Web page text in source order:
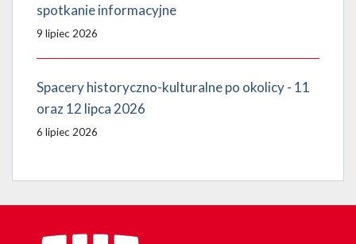
spotkanie informacyjne
9 lipiec 2026
Spacery historyczno-kulturalne po okolicy - 11
oraz 12 lipca 2026
6 lipiec 2026